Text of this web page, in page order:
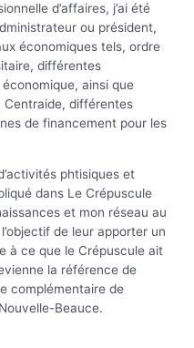
d’affaires, j’ai été
ou président,
économiques tels, ordre
différentes
ainsi que
Centraide, différentes
de financement pour les
phtisiques et
dans Le Crépuscule
et mon réseau au
de leur apporter un
à ce que le Crépuscule ait
la référence de
complémentaire de
Beauce.